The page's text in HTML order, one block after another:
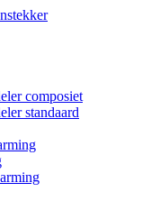
composiet
standaard